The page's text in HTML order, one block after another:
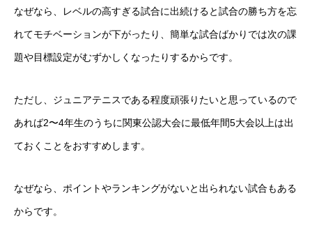
なぜなら、レベルの高すぎる試合に出続けると試合の勝ち方を忘
れてモチベーションが下がったり、簡単な試合ばかりでは次の課
題や目標設定がむずかしくなったりするからです。
ただし、ジュニアテニスである程度頑張りたいと思っているので
あれば2〜4年生のうちに関東公認大会に最低年間5大会以上は出
ておくことをおすすめします。
なぜなら、ポイントやランキングがないと出られない試合もある
からです。